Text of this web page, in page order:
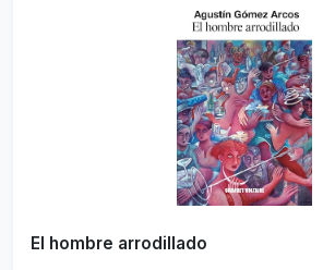
El hombre arrodillado